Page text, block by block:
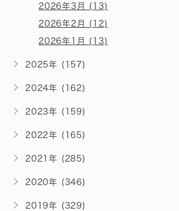
2026年3月 (13)
2026年2月 (12)
2026年1月 (13)
2025年 (157)
2024年 (162)
2023年 (159)
2022年 (165)
2021年 (285)
2020年 (346)
2019年 (329)